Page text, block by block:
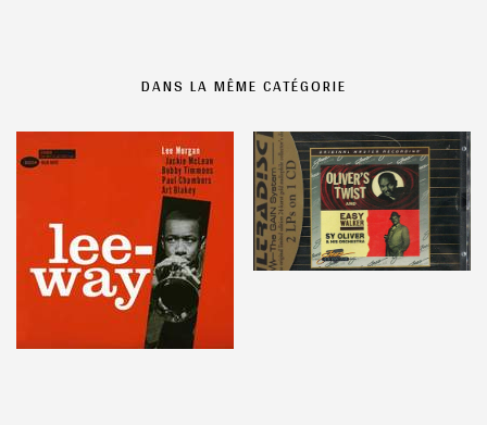
DANS LA MÊME CATÉGORIE